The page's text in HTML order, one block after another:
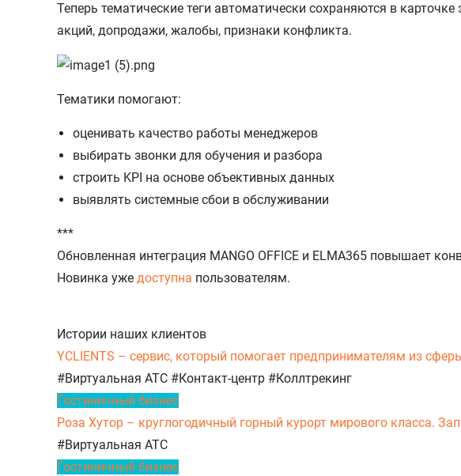
Теперь тематические теги автоматически сохраняются в
акций, допродажи, жалобы, признаки конфликта.
Тематики помогают:
оценивать качество работы менеджеров
выбирать звонки для обучения и разбора
строить KPI на основе объективных данных
выявлять системные сбои в обслуживании
***
Обновленная интеграция MANGO OFFICE и ELMA365 повышает
Новинка уже доступна пользователям.
Истории наших клиентов
YCLIENTS – сервис, который помогает предпринимателям из
#Виртуальная АТС #Контакт-центр #Коллтрекинг
Гостиничный бизнес
Роза Хутор – круглогодичный горный курорт мирового класса.
#Виртуальная АТС
Гостиничный бизнес